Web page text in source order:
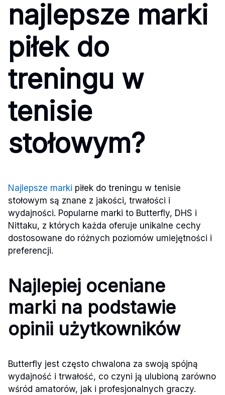
najlepsze marki
piłek do
treningu w
tenisie
stołowym?
Najlepsze marki piłek do treningu w tenisie
stołowym są znane z jakości, trwałości i
wydajności. Popularne marki to Butterfly, DHS i
Nittaku, z których każda oferuje unikalne cechy
dostosowane do różnych poziomów umiejętności i
preferencji.
Najlepiej oceniane
marki na podstawie
opinii użytkowników
Butterfly jest często chwalona za swoją spójną
wydajność i trwałość, co czyni ją ulubioną zarówno
wśród amatorów, jak i profesjonalnych graczy.